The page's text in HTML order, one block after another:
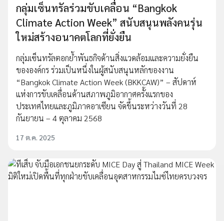
กลุ่มเซ็นทรัลร่วมขับเคลื่อน “Bangkok
Climate Action Week” สนับสนุนพลังคนรุ่น
ใหม่สร้างอนาคตโลกที่ยั่งยืน
กลุ่มเซ็นทรัลตอกย้ำพันธกิจด้านสิ่งแวดล้อมและความยั่งยืน
ขององค์กร ร่วมเป็นหนึ่งในผู้สนับสนุนหลักของงาน
“Bangkok Climate Action Week (BKKCAW)” – สัปดาห์
แห่งการขับเคลื่อนด้านสภาพภูมิอากาศครั้งแรกของ
ประเทศไทยและภูมิภาคอาเซียน จัดขึ้นระหว่างวันที่ 28
กันยายน – 4 ตุลาคม 2568
17 ต.ค. 2025